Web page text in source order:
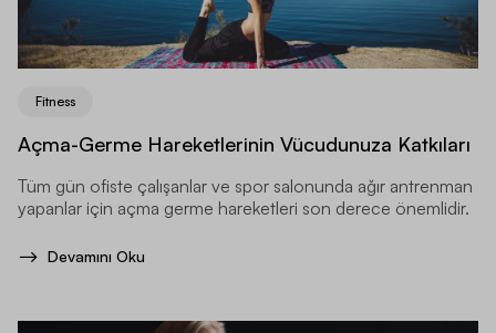
Fitness
Açma-Germe Hareketlerinin Vücudunuza Katkıları
Tüm gün ofiste çalışanlar ve spor salonunda ağır antrenman
yapanlar için açma germe hareketleri son derece önemlidir.
Devamını Oku